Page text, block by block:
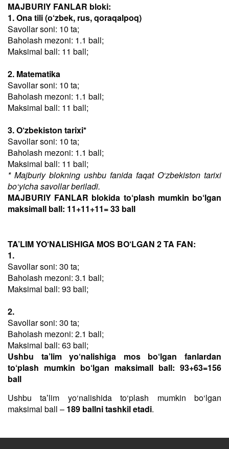
MAJBURIY FANLAR bloki:
1. Ona tili (o‘zbek, rus, qoraqalpoq)
Savollar soni: 10 ta;
Baholash mezoni: 1.1 ball;
Maksimal ball: 11 ball;
2. Matematika
Savollar soni: 10 ta;
Baholash mezoni: 1.1 ball;
Maksimal ball: 11 ball;
3. O‘zbekiston tarixi*
Savollar soni: 10 ta;
Baholash mezoni: 1.1 ball;
Maksimal ball: 11 ball;
* Majburiy blokning ushbu fanida faqat O‘zbekiston tarixi
bo‘yicha savollar beriladi.
MAJBURIY FANLAR blokida to‘plash mumkin bo‘lgan
maksimall ball: 11+11+11= 33 ball
TA’LIM YO‘NALISHIGA MOS BO‘LGAN 2 TA FAN:
1.
Savollar soni: 30 ta;
Baholash mezoni: 3.1 ball;
Maksimal ball: 93 ball;
2.
Savollar soni: 30 ta;
Baholash mezoni: 2.1 ball;
Maksimal ball: 63 ball;
Ushbu ta’lim yo‘nalishiga mos bo‘lgan fanlardan
to‘plash mumkin bo‘lgan maksimall ball: 93+63=156
ball
Ushbu taʼlim yo‘nalishida to‘plash mumkin bo‘lgan
maksimal ball – 189 ballni tashkil etadi.